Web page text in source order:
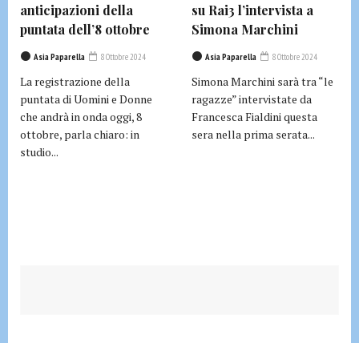
anticipazioni della
puntata dell’8 ottobre
Asia Paparella 8 Ottobre 2024
La registrazione della
puntata di Uomini e Donne
che andrà in onda oggi, 8
ottobre, parla chiaro: in
studio...
su Rai3 l’intervista a
Simona Marchini
Asia Paparella 8 Ottobre 2024
Simona Marchini sarà tra “le
ragazze” intervistate da
Francesca Fialdini questa
sera nella prima serata...